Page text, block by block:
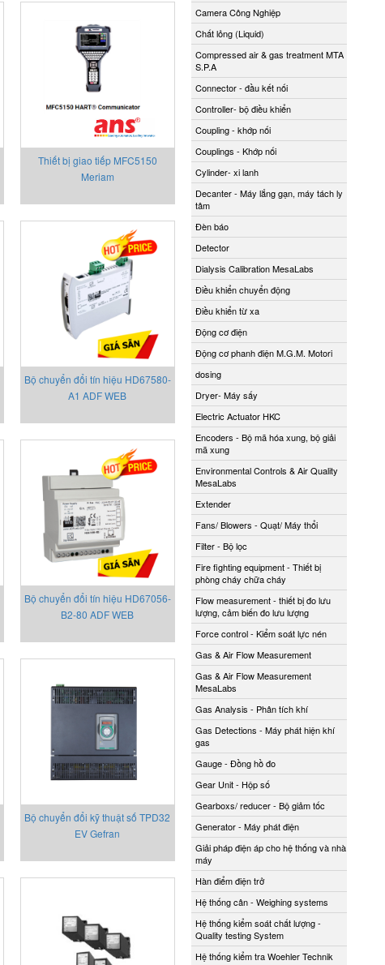
Thiết bị giao tiếp MFC5150
Meriam
Bộ chuyển đổi tín hiệu HD67580-
A1 ADF WEB
Bộ chuyển đổi tín hiệu HD67056-
B2-80 ADF WEB
Bộ chuyển đổi kỹ thuật số TPD32
EV Gefran
Camera Công Nghiệp
Chất lỏng (Liquid)
Compressed air & gas treatment MTA
S.P.A
Connector - đầu kết nối
Controller- bộ điều khiển
Coupling - khớp nối
Couplings - Khớp nối
Cylinder- xi lanh
Decanter - Máy lắng gạn, máy tách ly
tâm
Đèn báo
Detector
Dialysis Calibration MesaLabs
Điều khiển chuyển động
Điều khiển từ xa
Động cơ điện
Động cơ phanh điện M.G.M. Motori
dosing
Dryer- Máy sấy
Electric Actuator HKC
Encoders - Bộ mã hóa xung, bộ giải
mã xung
Environmental Controls & Air Quality
MesaLabs
Extender
Fans/ Blowers - Quạt/ Máy thổi
Filter - Bộ lọc
Fire fighting equipment - Thiết bị
phòng cháy chữa cháy
Flow measurement - thiết bị đo lưu
lượng, cảm biến đo lưu lượng
Force control - Kiểm soát lực nén
Gas & Air Flow Measurement
Gas & Air Flow Measurement
MesaLabs
Gas Analysis - Phân tích khí
Gas Detections - Máy phát hiện khí
gas
Gauge - Đồng hồ đo
Gear Unit - Hộp số
Gearboxs/ reducer - Bộ giảm tốc
Generator - Máy phát điện
Giải pháp điện áp cho hệ thống và nhà
máy
Hàn điểm điện trở
Hệ thống cân - Weighing systems
Hệ thống kiểm soát chất lượng -
Quality testing System
Hệ thống kiểm tra Woehler Technik